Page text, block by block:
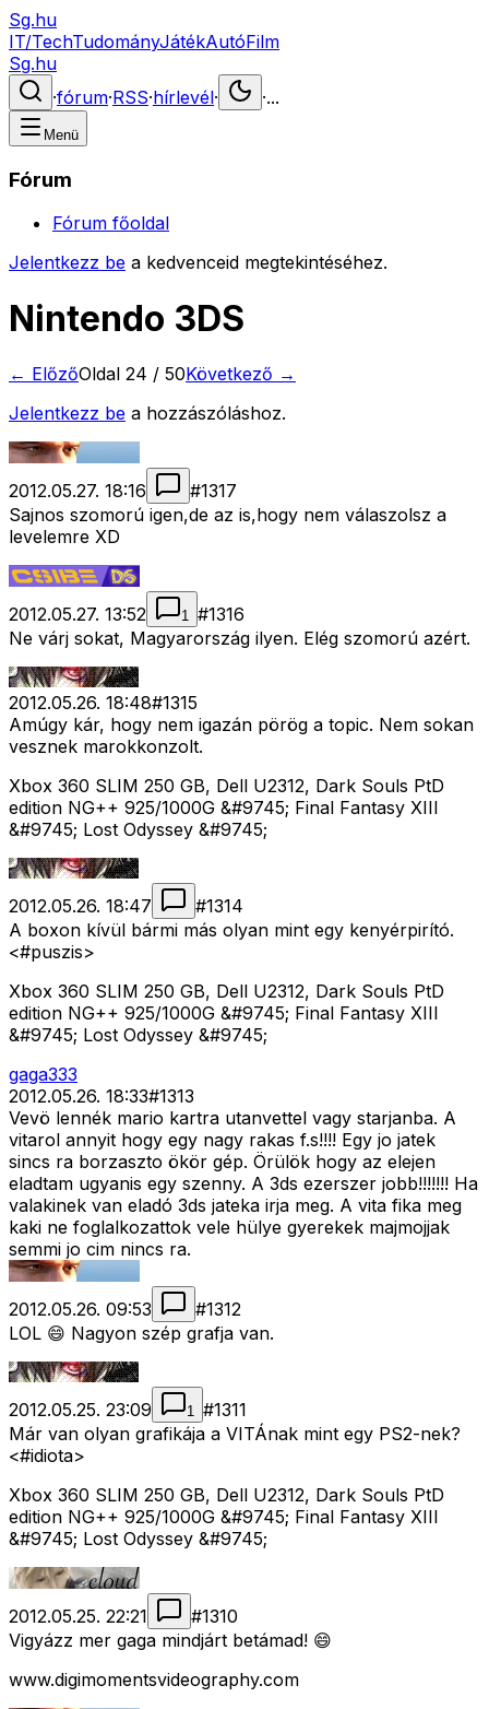
Sg.hu
IT/TechTudományJátékAutóFilm
Sg.hu
·fórum·RSS·hírlevél· ·...
Menü
Fórum
Fórum főoldal
Jelentkezz be a kedvenceid megtekintéséhez.
Nintendo 3DS
← ElőzőOldal 24 / 50Következő →
Jelentkezz be a hozzászóláshoz.
2012.05.27. 18:16 #1317
Sajnos szomorú igen,de az is,hogy nem válaszolsz a
levelemre XD
2012.05.27. 13:52 1 #1316
Ne várj sokat, Magyarország ilyen. Elég szomorú azért.
2012.05.26. 18:48#1315
Amúgy kár, hogy nem igazán pörög a topic. Nem sokan
vesznek marokkonzolt.
Xbox 360 SLIM 250 GB, Dell U2312, Dark Souls PtD
edition NG++ 925/1000G &#9745; Final Fantasy XIII
&#9745; Lost Odyssey &#9745;
2012.05.26. 18:47 #1314
A boxon kívül bármi más olyan mint egy kenyérpirító.
<#puszis>
Xbox 360 SLIM 250 GB, Dell U2312, Dark Souls PtD
edition NG++ 925/1000G &#9745; Final Fantasy XIII
&#9745; Lost Odyssey &#9745;
gaga333
2012.05.26. 18:33#1313
Vevö lennék mario kartra utanvettel vagy starjanba. A
vitarol annyit hogy egy nagy rakas f.s!!!! Egy jo jatek
sincs ra borzaszto ökör gép. Örülök hogy az elejen
eladtam ugyanis egy szenny. A 3ds ezerszer jobb!!!!!!! Ha
valakinek van eladó 3ds jateka irja meg. A vita fika meg
kaki ne foglalkozattok vele hülye gyerekek majmojjak
semmi jo cim nincs ra.
2012.05.26. 09:53 #1312
LOL 😄 Nagyon szép grafja van.
2012.05.25. 23:09 1 #1311
Már van olyan grafikája a VITÁnak mint egy PS2-nek?
<#idiota>
Xbox 360 SLIM 250 GB, Dell U2312, Dark Souls PtD
edition NG++ 925/1000G &#9745; Final Fantasy XIII
&#9745; Lost Odyssey &#9745;
2012.05.25. 22:21 #1310
Vigyázz mer gaga mindjárt betámad! 😄
www.digimomentsvideography.com